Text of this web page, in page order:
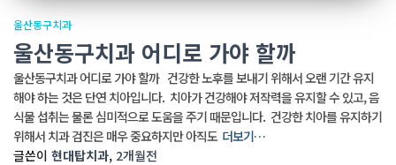
울산동구치과
울산동구치과 어디로 가야 할까
울산동구치과 어디로 가야 할까 건강한 노후를 보내기 위해서 오랜 기간 유지
해야 하는 것은 단연 치아입니다. ​ 치아가 건강해야 저작력을 유지할 수 있고, 음
식물 섭취는 물론 심미적으로 도움을 주기 때문입니다. ​ 건강한 치아를 유지하기
위해서 치과 검진은 매우 중요하지만 아직도 더보기…
글쓴이 현대탑치과, 2개월전